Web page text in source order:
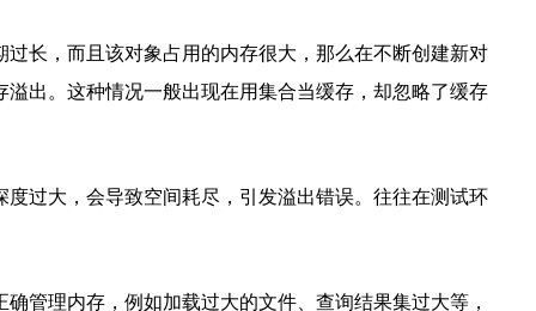
长，而且该对象占用的内存很大，那么在不断创建新对
出。这种情况一般出现在用集合当缓存，却忽略了缓存
过大，会导致空间耗尽，引发溢出错误。往往在测试环
管理内存，例如加载过大的文件、查询结果集过大等，